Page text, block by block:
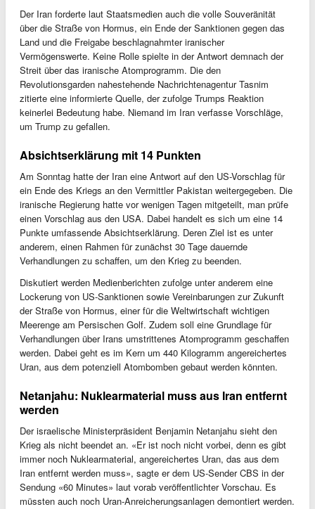
Der Iran forderte laut Staatsmedien auch die volle Souveränität
über die Straße von Hormus, ein Ende der Sanktionen gegen das
Land und die Freigabe beschlagnahmter iranischer
Vermögenswerte. Keine Rolle spielte in der Antwort demnach der
Streit über das iranische Atomprogramm. Die den
Revolutionsgarden nahestehende Nachrichtenagentur Tasnim
zitierte eine informierte Quelle, der zufolge Trumps Reaktion
keinerlei Bedeutung habe. Niemand im Iran verfasse Vorschläge,
um Trump zu gefallen.
Absichtserklärung mit 14 Punkten
Am Sonntag hatte der Iran eine Antwort auf den US-Vorschlag für
ein Ende des Kriegs an den Vermittler Pakistan weitergegeben. Die
iranische Regierung hatte vor wenigen Tagen mitgeteilt, man prüfe
einen Vorschlag aus den USA. Dabei handelt es sich um eine 14
Punkte umfassende Absichtserklärung. Deren Ziel ist es unter
anderem, einen Rahmen für zunächst 30 Tage dauernde
Verhandlungen zu schaffen, um den Krieg zu beenden.
Diskutiert werden Medienberichten zufolge unter anderem eine
Lockerung von US-Sanktionen sowie Vereinbarungen zur Zukunft
der Straße von Hormus, einer für die Weltwirtschaft wichtigen
Meerenge am Persischen Golf. Zudem soll eine Grundlage für
Verhandlungen über Irans umstrittenes Atomprogramm geschaffen
werden. Dabei geht es im Kern um 440 Kilogramm angereichertes
Uran, aus dem potenziell Atombomben gebaut werden könnten.
Netanjahu: Nuklearmaterial muss aus Iran entfernt
werden
Der israelische Ministerpräsident Benjamin Netanjahu sieht den
Krieg als nicht beendet an. «Er ist noch nicht vorbei, denn es gibt
immer noch Nuklearmaterial, angereichertes Uran, das aus dem
Iran entfernt werden muss», sagte er dem US-Sender CBS in der
Sendung «60 Minutes» laut vorab veröffentlichter Vorschau. Es
müssten auch noch Uran-Anreicherungsanlagen demontiert werden.